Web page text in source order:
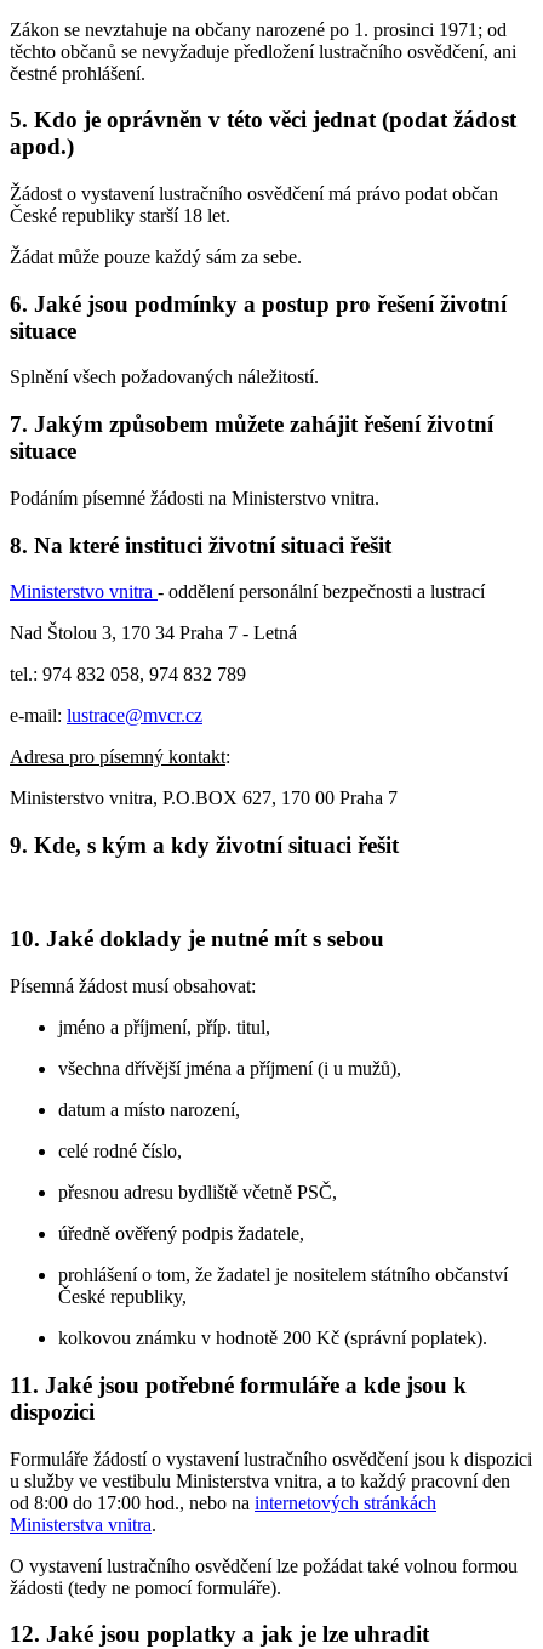
Zákon se nevztahuje na občany narozené po 1. prosinci 1971; od
těchto občanů se nevyžaduje předložení lustračního osvědčení, ani
čestné prohlášení.
5. Kdo je oprávněn v této věci jednat (podat žádost
apod.)
Žádost o vystavení lustračního osvědčení má právo podat občan
České republiky starší 18 let.
Žádat může pouze každý sám za sebe.
6. Jaké jsou podmínky a postup pro řešení životní
situace
Splnění všech požadovaných náležitostí.
7. Jakým způsobem můžete zahájit řešení životní
situace
Podáním písemné žádosti na Ministerstvo vnitra.
8. Na které instituci životní situaci řešit
Ministerstvo vnitra - oddělení personální bezpečnosti a lustrací
Nad Štolou 3, 170 34 Praha 7 - Letná
tel.: 974 832 058, 974 832 789
e-mail: lustrace@mvcr.cz
Adresa pro písemný kontakt:
Ministerstvo vnitra, P.O.BOX 627, 170 00 Praha 7
9. Kde, s kým a kdy životní situaci řešit
10. Jaké doklady je nutné mít s sebou
Písemná žádost musí obsahovat:
jméno a příjmení, příp. titul,
všechna dřívější jména a příjmení (i u mužů),
datum a místo narození,
celé rodné číslo,
přesnou adresu bydliště včetně PSČ,
úředně ověřený podpis žadatele,
prohlášení o tom, že žadatel je nositelem státního občanství
České republiky,
kolkovou známku v hodnotě 200 Kč (správní poplatek).
11. Jaké jsou potřebné formuláře a kde jsou k
dispozici
Formuláře žádostí o vystavení lustračního osvědčení jsou k dispozici
u služby ve vestibulu Ministerstva vnitra, a to každý pracovní den
od 8:00 do 17:00 hod., nebo na internetových stránkách
Ministerstva vnitra.
O vystavení lustračního osvědčení lze požádat také volnou formou
žádosti (tedy ne pomocí formuláře).
12. Jaké jsou poplatky a jak je lze uhradit